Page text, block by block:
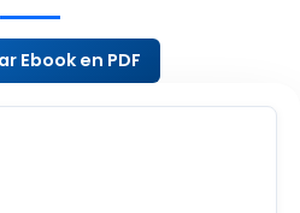
Ebook en PDF